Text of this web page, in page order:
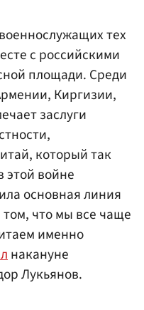
тех
с российскими
площади. Среди
Киргизии,
заслуги
который так
этой войне
основная линия
что мы все чаще
именно
накануне
Лукьянов.